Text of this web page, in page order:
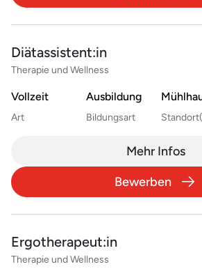
Diätassistent:in
Therapie und Wellness
Vollzeit
Art
Ausbildung
Bildungsart
Mehr Infos
Bewerben
Ergotherapeut:in
Therapie und Wellness